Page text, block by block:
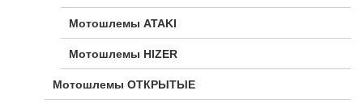
Мотошлемы ATAKI
Мотошлемы HIZER
Мотошлемы ОТКРЫТЫЕ